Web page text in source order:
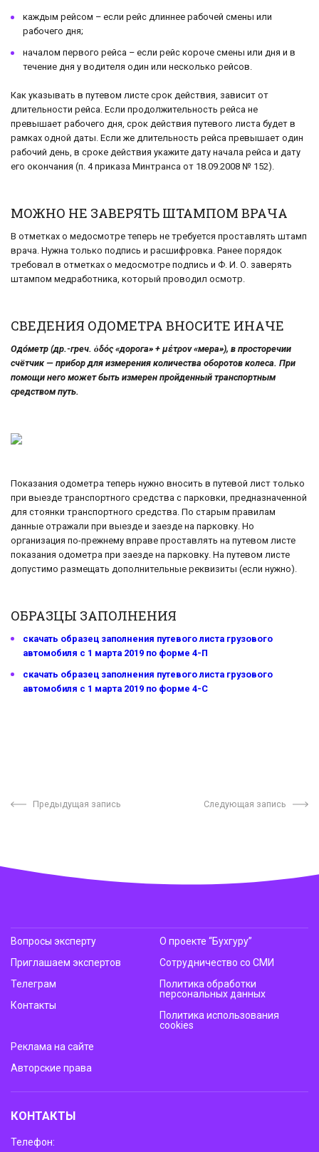
каждым рейсом – если рейс длиннее рабочей смены или
рабочего дня;
началом первого рейса – если рейс короче смены или дня и в
течение дня у водителя один или несколько рейсов.
Как указывать в путевом листе срок действия, зависит от
длительности рейса. Если продолжительность рейса не
превышает рабочего дня, срок действия путевого листа будет в
рамках одной даты. Если же длительность рейса превышает один
рабочий день, в сроке действия укажите дату начала рейса и дату
его окончания (п. 4 приказа Минтранса от 18.09.2008 № 152).
МОЖНО НЕ ЗАВЕРЯТЬ ШТАМПОМ ВРАЧА
В отметках о медосмотре теперь не требуется проставлять штамп
врача. Нужна только подпись и расшифровка. Ранее порядок
требовал в отметках о медосмотре подпись и Ф. И. О. заверять
штампом медработника, который проводил осмотр.
СВЕДЕНИЯ ОДОМЕТРА ВНОСИТЕ ИНАЧЕ
Одо́метр (др.-греч. ὁδός «дорога» + μέτρον «мера»), в просторечии
счётчик — прибор для измерения количества оборотов колеса. При
помощи него может быть измерен пройденный транспортным
средством путь.
Показания одометра теперь нужно вносить в путевой лист только
при выезде транспортного средства с парковки, предназначенной
для стоянки транспортного средства. По старым правилам
данные отражали при выезде и заезде на парковку. Но
организация по-прежнему вправе проставлять на путевом листе
показания одометра при заезде на парковку. На путевом листе
допустимо размещать дополнительные реквизиты (если нужно).
ОБРАЗЦЫ ЗАПОЛНЕНИЯ
скачать образец заполнения путевого листа грузового
автомобиля с 1 марта 2019 по форме 4-П
скачать образец заполнения путевого листа грузового
автомобиля с 1 марта 2019 по форме 4-С
Предыдущая запись Следующая запись
Вопросы эксперту
Приглашаем экспертов
Телеграм
Контакты
О проекте “Бухгуру”
Сотрудничество со СМИ
Политика обработки
персональных данных
Политика использования
cookies
Реклама на сайте
Авторские права
КОНТАКТЫ
Телефон: